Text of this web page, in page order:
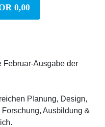
0,00
Februar-Ausgabe der
Planung, Design,
Ausbildung &